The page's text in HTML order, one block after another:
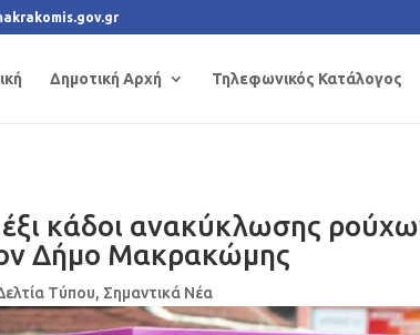
Δημοτική Αρχή Τηλεφωνικός Κατάλογος
κάδοι ανακύκλωσης
Δήμο Μακρακώμης
Τύπου, Σημαντικά Νέα